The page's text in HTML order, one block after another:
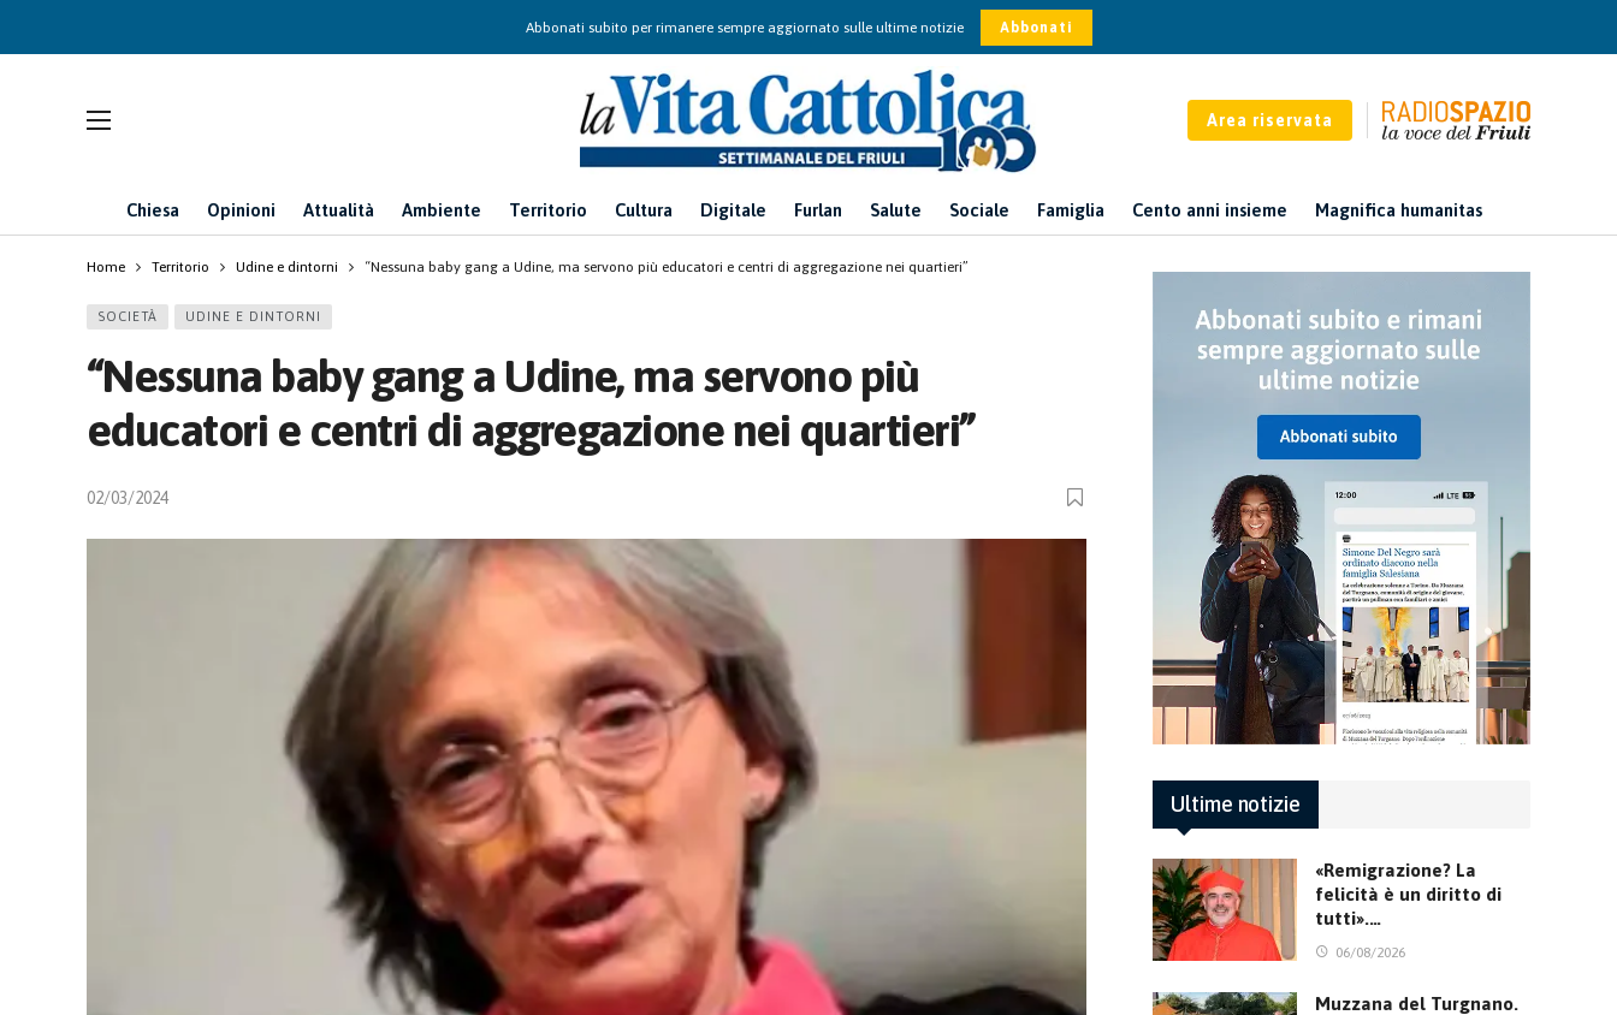
Abbonati subito per rimanere sempre aggiornato sulle ultime notizie Abbonati
Area riservata
Chiesa Opinioni Attualità Ambiente Territorio Cultura Digitale Furlan Salute Sociale Famiglia Cento anni insieme Magnifica humanitas
Home Territorio Udine e dintorni “Nessuna baby gang a Udine, ma servono più educatori e centri di aggregazione nei quartieri”
SOCIETÀ UDINE E DINTORNI
“Nessuna baby gang a Udine, ma servono più
educatori e centri di aggregazione nei quartieri”
02/03/2024
Ultime notizie
«Remigrazione? La
felicità è un diritto di
tutti».…
06/08/2026
Muzzana del Turgnano.